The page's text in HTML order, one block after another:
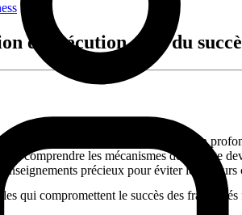
et exécution, clés du
en franchise connaît une transformation
comprendre les mécanismes de réussite
précieux pour éviter les
qui compromettent le succès des franchisés